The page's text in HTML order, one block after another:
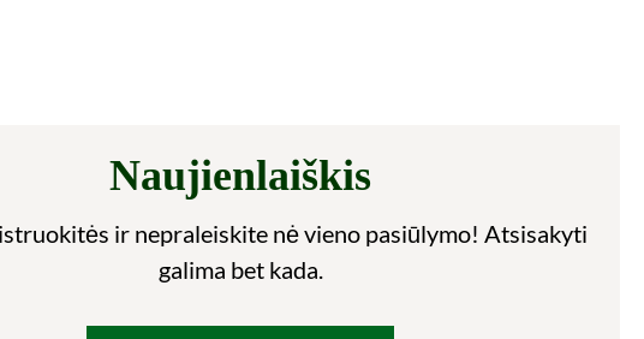
Naujienlaiškis
ir nepraleiskite nė vieno pasiūlymo! Atsisakyti
galima bet kada.